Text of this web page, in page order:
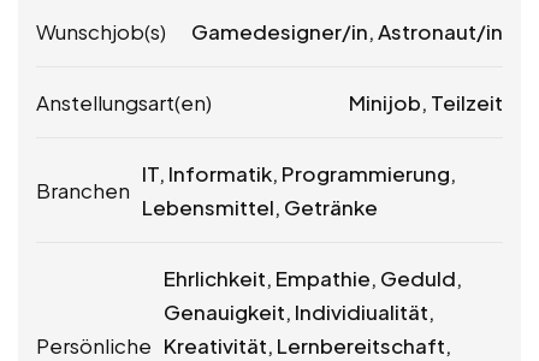
Wunschjob(s) Gamedesigner/in, Astronaut/in
Anstellungsart(en) Minijob, Teilzeit
Branchen
IT, Informatik, Programmierung,
Lebensmittel, Getränke
Persönliche
Ehrlichkeit, Empathie, Geduld,
Genauigkeit, Individiualität,
Kreativität, Lernbereitschaft,